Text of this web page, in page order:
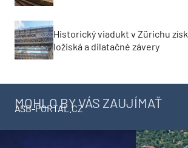
Historický viadukt v Zürichu
ložiská a dilatačné závery
MOHLO BY VÁS ZAUJÍMAŤ
ASB-PORTAL.CZ